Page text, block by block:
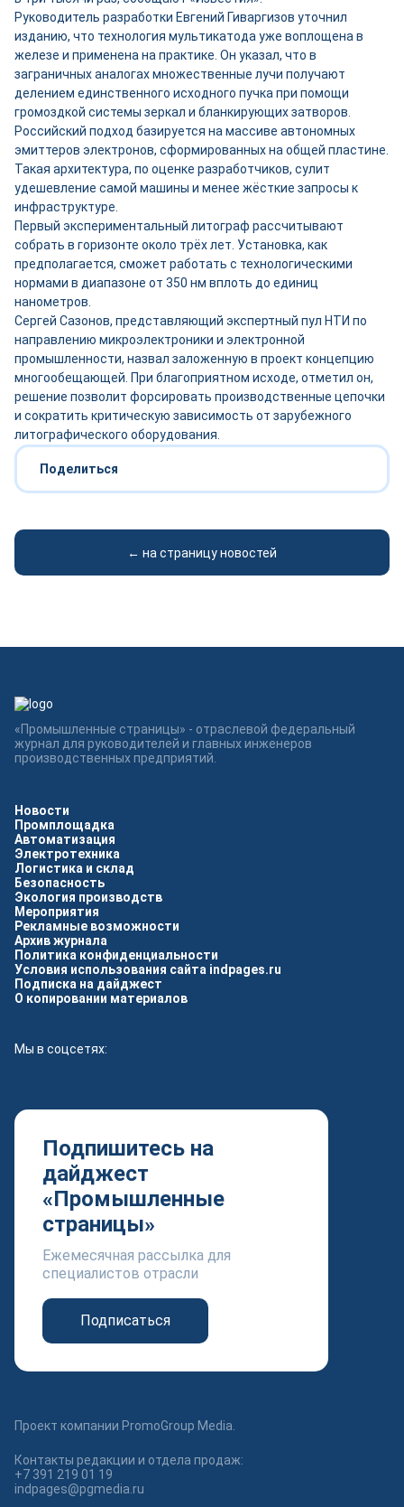
Руководитель разработки Евгений Гиваргизов уточнил
изданию, что технология мультикатода уже воплощена в
железе и применена на практике. Он указал, что в
заграничных аналогах множественные лучи получают
делением единственного исходного пучка при помощи
громоздкой системы зеркал и бланкирующих затворов.
Российский подход базируется на массиве автономных
эмиттеров электронов, сформированных на общей пластине.
Такая архитектура, по оценке разработчиков, сулит
удешевление самой машины и менее жёсткие запросы к
инфраструктуре.
Первый экспериментальный литограф рассчитывают
собрать в горизонте около трёх лет. Установка, как
предполагается, сможет работать с технологическими
нормами в диапазоне от 350 нм вплоть до единиц
нанометров.
Сергей Сазонов, представляющий экспертный пул НТИ по
направлению микроэлектроники и электронной
промышленности, назвал заложенную в проект концепцию
многообещающей. При благоприятном исходе, отметил он,
решение позволит форсировать производственные цепочки
и сократить критическую зависимость от зарубежного
литографического оборудования.
Поделиться
← на страницу новостей
Новости
Промплощадка
Автоматизация
Электротехника
Логистика и склад
Безопасность
Экология производств
Мероприятия
Рекламные возможности
Архив журнала
Политика конфиденциальности
Условия использования сайта indpages.ru
Подписка на дайджест
О копировании материалов
Мы в соцсетях:
Подпишитесь на
дайджест
«Промышленные
страницы»
Ежемесячная рассылка для
специалистов отрасли
Подписаться
«Промышленные страницы» - отраслевой федеральный
журнал для руководителей и главных инженеров
производственных предприятий.
Проект компании PromoGroup Media.
Контакты редакции и отдела продаж:
+7 391 219 01 19
indpages@pgmedia.ru